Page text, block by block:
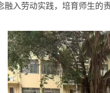
融入劳动实践，培育师生的